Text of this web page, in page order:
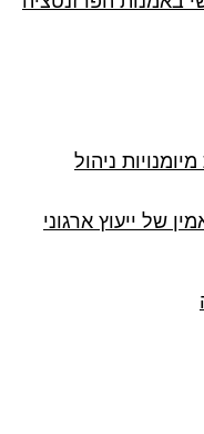
ניהול
של ייעוץ ארגוני